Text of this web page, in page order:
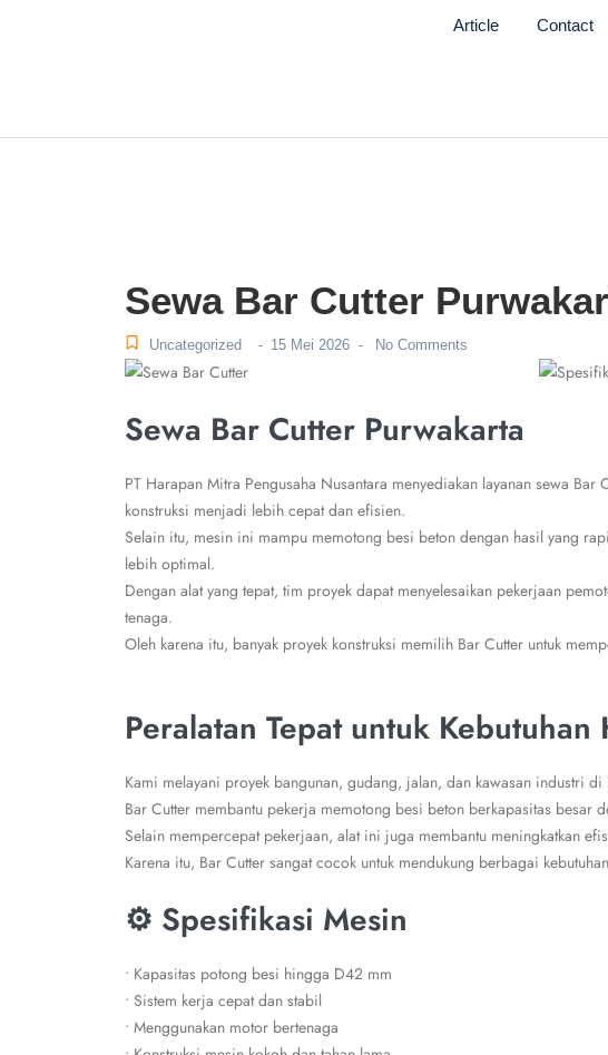
Article Contact
Sewa Bar Cutter
Uncategorized - 15 Mei 2026 - No Comments
Sewa Bar Cutter Purwakarta
PT Harapan Mitra Pengusaha Nusantara menyediakan layanan sewa Bar
konstruksi menjadi lebih cepat dan efisien.
Selain itu, mesin ini mampu memotong besi beton dengan hasil yang
lebih optimal.
Dengan alat yang tepat, tim proyek dapat menyelesaikan pekerjaan
tenaga.
Oleh karena itu, banyak proyek konstruksi memilih Bar Cutter untuk
Peralatan Tepat untuk Kebutuhan
Kami melayani proyek bangunan, gudang, jalan, dan kawasan industri di
Bar Cutter membantu pekerja memotong besi beton berkapasitas besar
Selain mempercepat pekerjaan, alat ini juga membantu meningkatkan
Karena itu, Bar Cutter sangat cocok untuk mendukung berbagai
⚙️ Spesifikasi Mesin
• Kapasitas potong besi hingga D42 mm
• Sistem kerja cepat dan stabil
• Menggunakan motor bertenaga